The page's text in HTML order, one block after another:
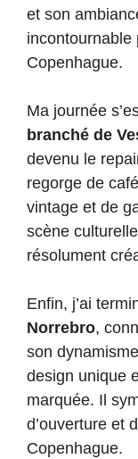
et son
incontournable
Copenhague.
Ma journée
branché de
devenu le
regorge de
vintage et de
scène
résolument
Enfin, j’ai
Norrebro,
son
design unique
marquée. Il
d’ouverture et
Copenhague.